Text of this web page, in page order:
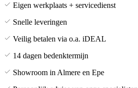
Eigen werkplaats + servicedienst
Snelle leveringen
Veilig betalen via o.a. iDEAL
14 dagen bedenktermijn
Showroom in Almere en Epe